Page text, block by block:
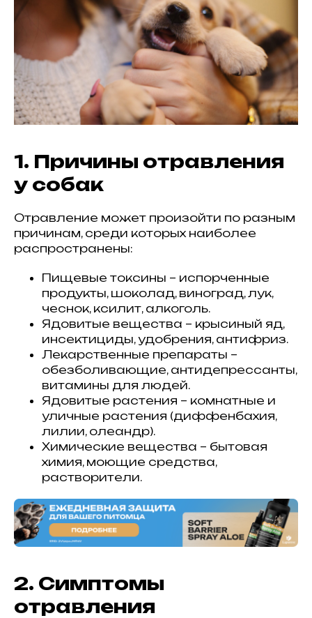
1. Причины отравления
у собак
Отравление может произойти по разным
причинам, среди которых наиболее
распространены:
Пищевые токсины – испорченные
продукты, шоколад, виноград, лук,
чеснок, ксилит, алкоголь.
Ядовитые вещества – крысиный яд,
инсектициды, удобрения, антифриз.
Лекарственные препараты –
обезболивающие, антидепрессанты,
витамины для людей.
Ядовитые растения – комнатные и
уличные растения (диффенбахия,
лилии, олеандр).
Химические вещества – бытовая
химия, моющие средства,
растворители.
2. Симптомы
отравления